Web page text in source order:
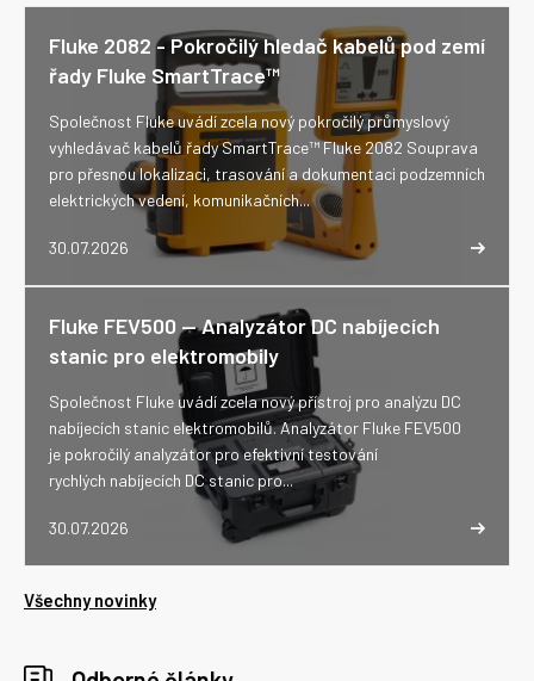
Fluke 2082 - Pokročilý hledač kabelů pod zemí
řady Fluke SmartTrace™
30.07.2026
Společnost Fluke uvádí zcela nový pokročilý průmyslový
vyhledávač kabelů řady SmartTrace™ Fluke 2082 Souprava
pro přesnou lokalizaci, trasování a dokumentaci podzemních
elektrických vedení, komunikačních...
Fluke FEV500 -- Analyzátor DC nabíjecích
stanic pro elektromobily
30.07.2026
Společnost Fluke uvádí zcela nový přístroj pro analýzu DC
nabíjecích stanic elektromobilů. Analyzátor Fluke FEV500
je pokročilý analyzátor pro efektivní testování
rychlých nabíjecích DC stanic pro...
Všechny novinky